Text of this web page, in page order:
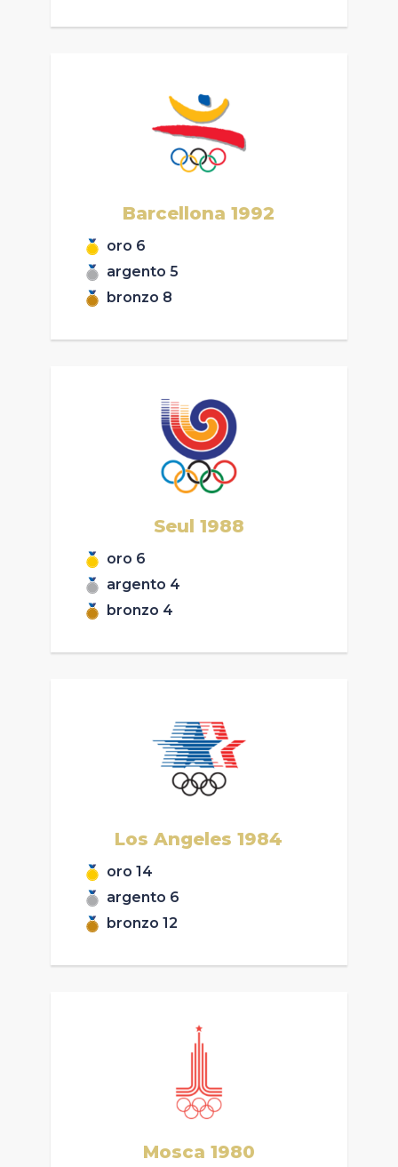
Barcellona 1992
oro 6
argento 5
bronzo 8
Seul 1988
oro 6
argento 4
bronzo 4
Los Angeles 1984
oro 14
argento 6
bronzo 12
Mosca 1980